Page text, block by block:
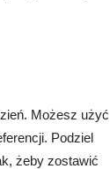
Możesz użyć
Podziel
żeby zostawić